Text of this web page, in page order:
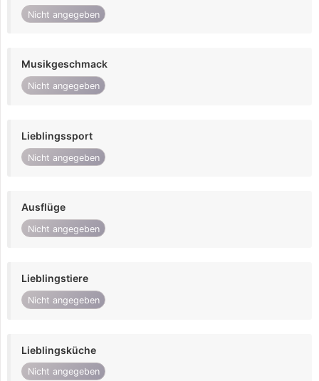
Nicht angegeben
Musikgeschmack
Nicht angegeben
Lieblingssport
Nicht angegeben
Ausflüge
Nicht angegeben
Lieblingstiere
Nicht angegeben
Lieblingsküche
Nicht angegeben